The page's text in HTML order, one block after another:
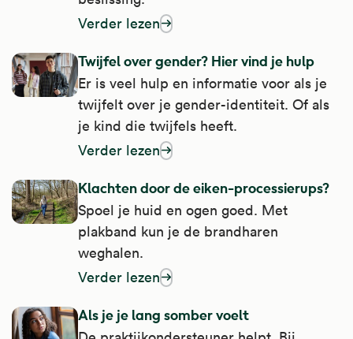
Verder lezen
over denk je na over een borstvergroting?
Twijfel over gender? Hier vind je hulp
Er is veel hulp en informatie voor als je
twijfelt over je gender-identiteit. Of als
je kind die twijfels heeft.
Verder lezen
over twijfel over gender? Hier vind je hulp
Klachten door de eiken-processierups?
Spoel je huid en ogen goed. Met
plakband kun je de brandharen
weghalen.
Verder lezen
over klachten door de eiken-
Als je je lang somber voelt